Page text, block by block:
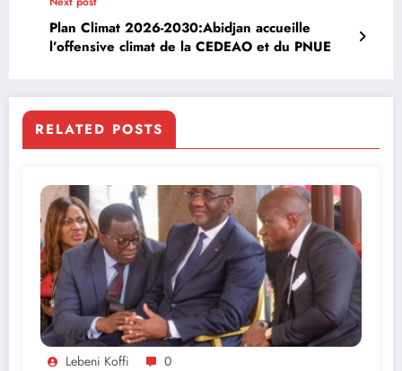
Plan Climat 2026-2030:Abidjan accueille
l’offensive climat de la CEDEAO et du PNUE
RELATED POSTS
Lebeni Koffi 0